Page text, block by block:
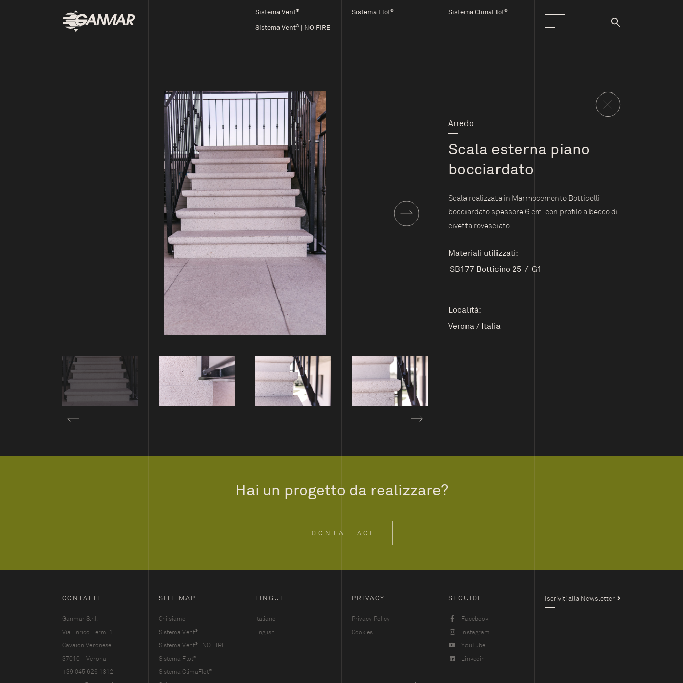
Sistema Vent®
Sistema Vent® | NO FIRE
Sistema Flot® Sistema ClimaFlot®
Arredo
Scala esterna piano
bocciardato
Scala realizzata in Marmocemento Botticelli
bocciardato spessore 6 cm, con profilo a becco di
civetta rovesciato.
Materiali utilizzati:
SB177 Botticino 25 / G1
Località:
Verona / Italia
Hai un progetto da realizzare?
CONTATTACI
CONTATTI
Ganmar S.r.l.
Via Enrico Fermi 1
Cavaion Veronese
37010 – Verona
+39 045 626 1312
SITE MAP
Chi siamo
Sistema Vent®
Sistema Vent®
| NO FIRE
Sistema Flot®
Sistema ClimaFlot®
LINGUE
Italiano
English
PRIVACY
Privacy Policy
Cookies
SEGUICI
Facebook
Instagram
YouTube
Linkedin
Iscriviti alla Newsletter